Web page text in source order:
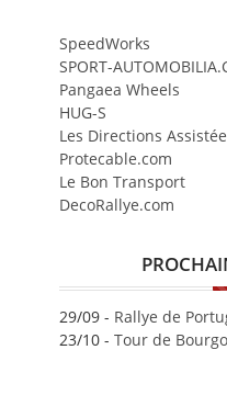
SpeedWorks
SPORT-
Pangaea Wheels
HUG-S
Les Directions
Protecable.com
Le Bon Transport
DecoRallye.com
29/09 - Rallye de
23/10 - Tour de